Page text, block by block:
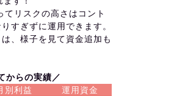
てリスクの高さはコント
すぎずに運用できます。
、様子を見て資金追加も
からの実績／
別利益
運用資金